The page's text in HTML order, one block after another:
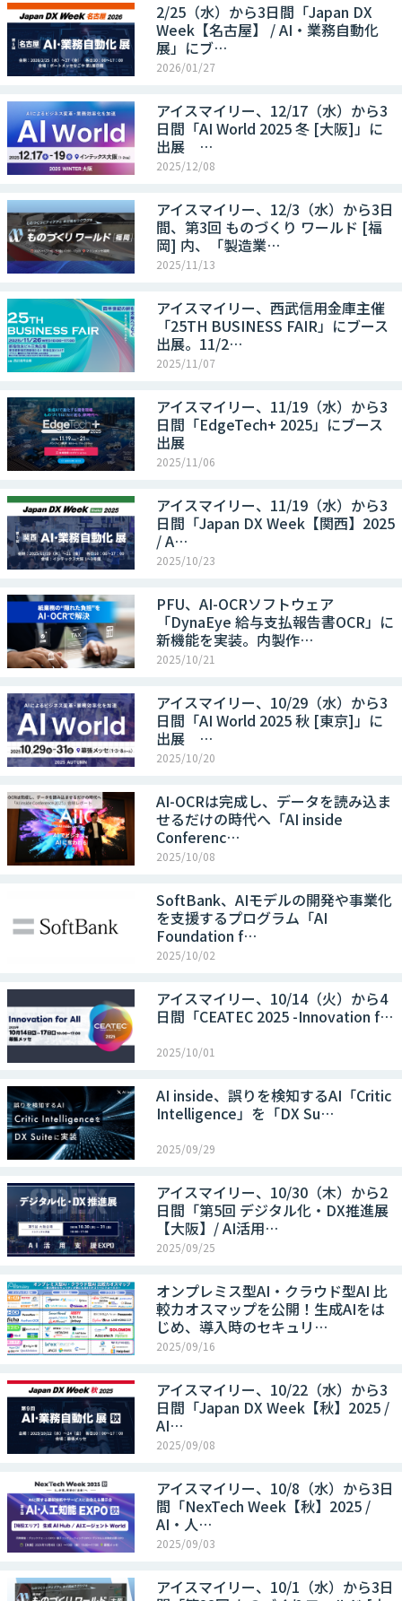
2/25（水）から3日間「Japan DX
Week【名古屋】 / AI・業務自動化
展」にブ…
2026/01/27
アイスマイリー、12/17（水）から3
日間「AI World 2025 冬 [大阪]」に
出展 …
2025/12/08
アイスマイリー、12/3（水）から3日
間、第3回 ものづくり ワールド [福
岡] 内、「製造業…
2025/11/13
アイスマイリー、西武信用金庫主催
「25TH BUSINESS FAIR」にブース
出展。11/2…
2025/11/07
アイスマイリー、11/19（水）から3
日間「EdgeTech+ 2025」にブース
出展
2025/11/06
アイスマイリー、11/19（水）から3
日間「Japan DX Week【関西】2025
/ A…
2025/10/23
PFU、AI-OCRソフトウェア
「DynaEye 給与支払報告書OCR」に
新機能を実装。内製作…
2025/10/21
アイスマイリー、10/29（水）から3
日間「AI World 2025 秋 [東京]」に
出展 …
2025/10/20
AI-OCRは完成し、データを読み込ま
せるだけの時代へ「AI inside
Conferenc…
2025/10/08
SoftBank、AIモデルの開発や事業化
を支援するプログラム「AI
Foundation f…
2025/10/02
アイスマイリー、10/14（火）から4
日間「CEATEC 2025 -Innovation f…
2025/10/01
AI inside、誤りを検知するAI「Critic
Intelligence」を「DX Su…
2025/09/29
アイスマイリー、10/30（木）から2
日間「第5回 デジタル化・DX推進展
【大阪】/ AI活用…
2025/09/25
オンプレミス型AI・クラウド型AI 比
較カオスマップを公開！生成AIをは
じめ、導入時のセキュリ…
2025/09/16
アイスマイリー、10/22（水）から3
日間「Japan DX Week【秋】2025 /
AI…
2025/09/08
アイスマイリー、10/8（水）から3日
間「NexTech Week【秋】2025 /
AI・人…
2025/09/03
アイスマイリー、10/1（水）から3日